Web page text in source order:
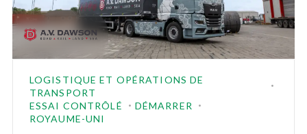
LOGISTIQUE ET OPÉRATIONS DE
TRANSPORT
ESSAI CONTRÔLÉ
DÉMARRER
ROYAUME-UNI